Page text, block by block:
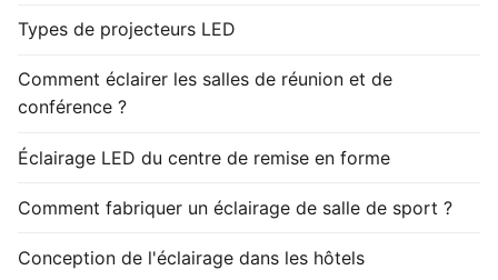
Types de projecteurs LED
Comment éclairer les salles de réunion et de
conférence ?
Éclairage LED du centre de remise en forme
Comment fabriquer un éclairage de salle de sport ?
Conception de l'éclairage dans les hôtels